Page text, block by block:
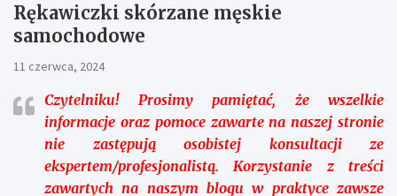
Rękawiczki skórzane męskie
samochodowe
11 czerwca, 2024
Czytelniku!Prosimy pamiętać, że wszelkie
informacje oraz pomoce zawarte na naszej stronie
nie zastępują osobistej konsultacji ze
ekspertem/profesjonalistą. Korzystanie z treści
zawartych na naszym blogu w praktyce zawsze